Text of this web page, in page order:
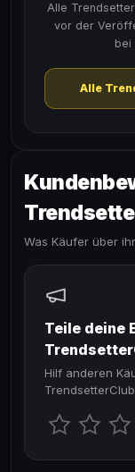
Alle
vor der
bei
Alle
Was Käufer über
Teile deine
Hilf anderen